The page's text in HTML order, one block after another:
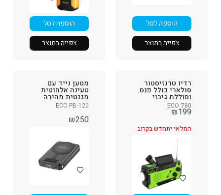
הוספה לסל
צפייה במוצר
הוספה לסל
צפייה במוצר
רדיו טרנזיסטור
סולארי כולל פנס
וסוללת גיבוי
ECO 780
₪199
המלאי יתחדש בקרוב
מטען נייד עם
טעינה אלחוטית
מגנטית מהירה
ECO PB-120
₪250